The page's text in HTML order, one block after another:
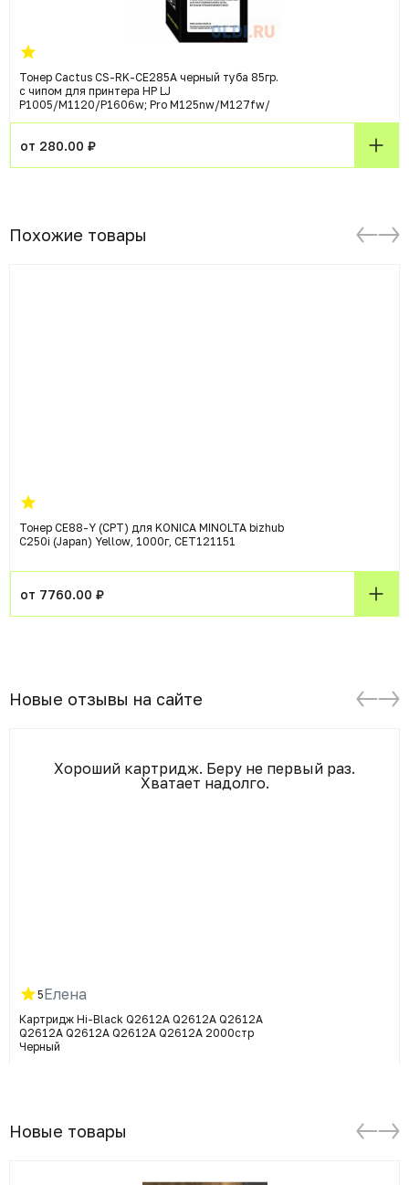
Тонер Cactus CS-RK-CE285A черный туба 85гр.
с чипом для принтера HP LJ
P1005/M1120/P1606w; Pro M125nw/M127fw/
от 280.00 ₽
Похожие товары
Тонер CE88-Y (CPT) для KONICA MINOLTA bizhub
C250i (Japan) Yellow, 1000г, CET121151
от 7760.00 ₽
Новые отзывы на сайте
Хороший картридж. Беру не первый раз.
Хватает надолго.
5Елена
Картридж Hi-Black Q2612A Q2612A Q2612A
Q2612A Q2612A Q2612A Q2612A 2000стр
Черный
Новые товары